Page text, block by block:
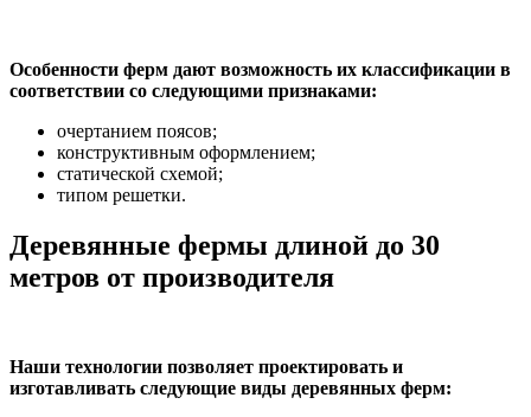
Особенности ферм дают возможность их классификации в
соответствии со следующими признаками:
очертанием поясов;
конструктивным оформлением;
статической схемой;
типом решетки.
Деревянные фермы длиной до 30
метров от производителя
Наши технологии позволяет проектировать и
изготавливать следующие виды деревянных ферм: